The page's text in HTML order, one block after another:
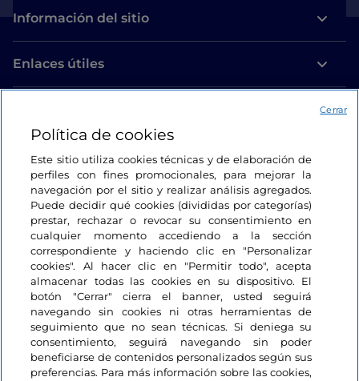
Información del sitio
Enlaces útiles
Estamos en contacto
Política de cookies
Este sitio utiliza cookies técnicas y de elaboración de
perfiles con fines promocionales, para mejorar la
navegación por el sitio y realizar análisis agregados.
Puede decidir qué cookies (divididas por categorías)
prestar, rechazar o revocar su consentimiento en
cualquier momento accediendo a la sección
correspondiente y haciendo clic en "Personalizar
cookies". Al hacer clic en "Permitir todo", acepta
almacenar todas las cookies en su dispositivo. El
botón "Cerrar" cierra el banner, usted seguirá
navegando sin cookies ni otras herramientas de
seguimiento que no sean técnicas. Si deniega su
consentimiento, seguirá navegando sin poder
beneficiarse de contenidos personalizados según sus
preferencias. Para más información sobre las cookies,
Cerrar